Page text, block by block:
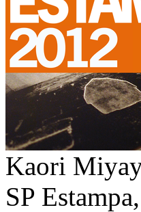
Kaori
SP Estampa,